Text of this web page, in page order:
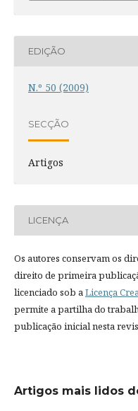
EDIÇÃO
N.º 50 (2009)
SECÇÃO
Artigos
LICENÇA
Os autores conservam os
direito de primeira
licenciado sob aLicença
permite a partilha do
publicação inicial nesta
Artigos mais lidos